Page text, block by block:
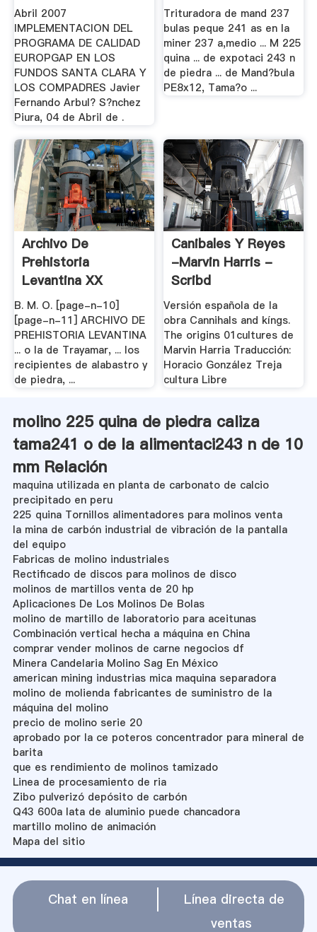
Abril 2007
IMPLEMENTACION DEL
PROGRAMA DE CALIDAD
EUROPGAP EN LOS
FUNDOS SANTA CLARA Y
LOS COMPADRES Javier
Fernando Arbul? S?nchez
Piura, 04 de Abril de .
Trituradora de mand 237
bulas peque 241 as en la
miner 237 a,medio ... M 225
quina ... de expotaci 243 n
de piedra ... de Mand?bula
PE8x12, Tama?o ...
Archivo De
Prehistoria
Levantina XX
B. M. O. [page-n-10]
[page-n-11] ARCHIVO DE
PREHISTORIA LEVANTINA
... o la de Trayamar, ... los
recipientes de alabastro y
de piedra, ...
Canibales Y Reyes
-Marvin Harris -
Scribd
Versión española de la
obra Cannihals and kíngs.
The origins 01cultures de
Marvin Harria Traducción:
Horacio González Treja
cultura Libre
molino 225 quina de piedra caliza
tama241 o de la alimentaci243 n de 10
mm Relación
maquina utilizada en planta de carbonato de calcio
precipitado en peru
225 quina Tornillos alimentadores para molinos venta
la mina de carbón industrial de vibración de la pantalla
del equipo
Fabricas de molino industriales
Rectificado de discos para molinos de disco
molinos de martillos venta de 20 hp
Aplicaciones De Los Molinos De Bolas
molino de martillo de laboratorio para aceitunas
Combinación vertical hecha a máquina en China
comprar vender molinos de carne negocios df
Minera Candelaria Molino Sag En México
american mining industrias mica maquina separadora
molino de molienda fabricantes de suministro de la
máquina del molino
precio de molino serie 20
aprobado por la ce poteros concentrador para mineral de
barita
que es rendimiento de molinos tamizado
Linea de procesamiento de ria
Zibo pulverizó depósito de carbón
Q43 600a lata de aluminio puede chancadora
martillo molino de animación
Mapa del sitio
Chat en línea
Línea directa de
ventas